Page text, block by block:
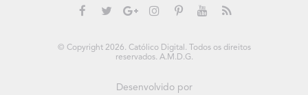
© Copyright 2026. Católico Digital. Todos os direitos
reservados. A.M.D.G.
Desenvolvido por